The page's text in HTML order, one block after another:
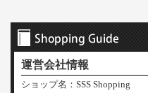
運営会社情報
ショップ名：SSS Shopping